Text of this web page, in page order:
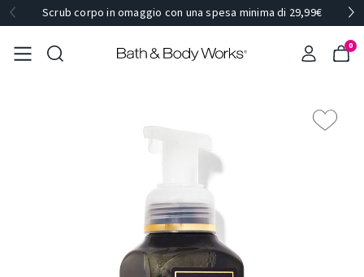
Scrub corpo in omaggio con una spesa minima di 29,99€
0